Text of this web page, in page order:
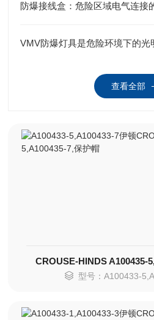
防爆接线盒：危险区域电气连接
VMV防爆灯具是危险环境下的光
查看全部
型号：A100433-